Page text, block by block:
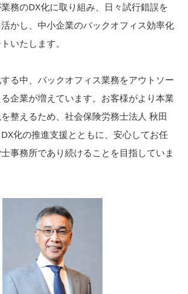
務のDX化に取り組み、日々試行錯誤を
かし、中小企業のバックオフィス効率化
いたします。
る中、バックオフィス業務をアウトソー
企業が増えています。お客様がより本業
整えるため、社会保険労務士法人 秋田
化の推進支援とともに、安心してお任
事務所であり続けることを目指していま